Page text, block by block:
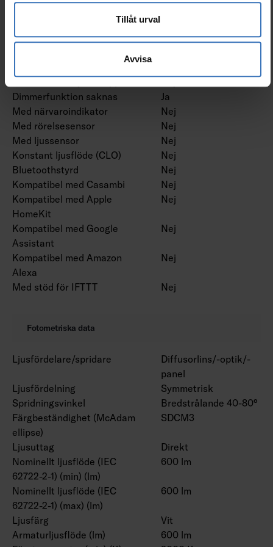
Tillåt urval
Avvisa
Dimning RF
Wave Reduction)
Dimmer med tryckknapp
Nej
Dimmerfunktion saknas
Ja
Med närvaroindikator
Nej
Med rörelsesensor
Nej
Med ljussensor
Nej
Konstant ljusflöde (CLO)
Nej
Bluetoothstyrd
Nej
Kompatibel med Casambi
Nej
Kompatibel med Apple
HomeKit
Nej
Kompatibel med Google
Assistant
Nej
Kompatibel med Amazon
Alexa
Nej
Med stöd för IFTTT Nej
Fotometriska data
Ljusfördelare/spridare
Diffusorlins/-optik/-
panel
Ljusfördelning
Symmetrisk
Spridningsvinkel
Bredstrålande 40-80°
Färgbeständighet (McAdam
ellipse)
SDCM3
Ljusuttag
Direkt
Nominellt ljusflöde (IEC
62722-2-1) (min) (lm)
600 lm
Nominellt ljusflöde (IEC
62722-2-1) (max) (lm)
600 lm
Ljusfärg
Vit
Armaturljusflöde (lm)
600 lm